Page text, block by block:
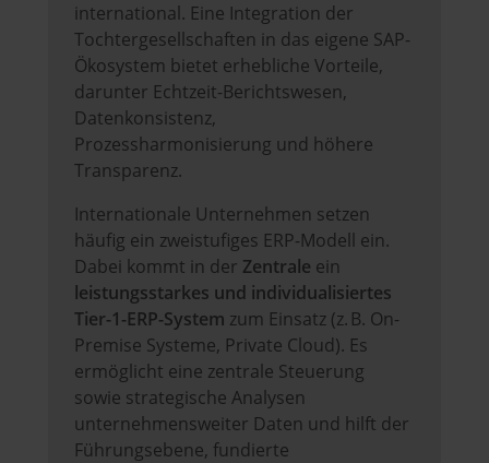
international. Eine Integration der
Tochtergesellschaften in das eigene SAP-
Ökosystem bietet erhebliche Vorteile,
darunter Echtzeit-Berichtswesen,
Datenkonsistenz,
Prozessharmonisierung und höhere
Transparenz.
Internationale Unternehmen setzen
häufig ein zweistufiges ERP-Modell ein.
Dabei kommt in der Zentrale ein
leistungsstarkes und individualisiertes
Tier-1-ERP-System zum Einsatz (z. B. On-
Premise Systeme, Private Cloud). Es
ermöglicht eine zentrale Steuerung
sowie strategische Analysen
unternehmensweiter Daten und hilft der
Führungsebene, fundierte